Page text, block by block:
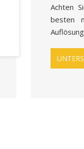
Achten
besten